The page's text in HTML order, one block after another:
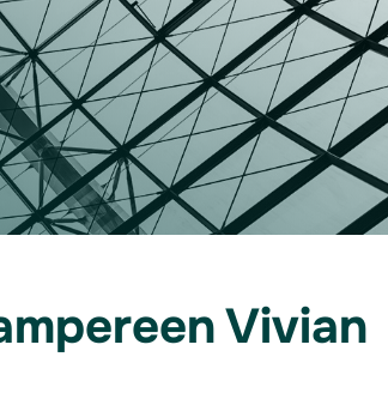
Vivian